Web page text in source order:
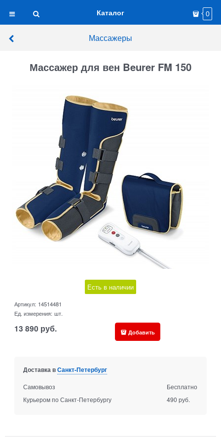
Каталог 0
Массажеры
Массажер для вен Beurer FM 150
Есть в наличии
Артикул: 14514481
Ед. измерения: шт.
13 890 руб. Добавить
Доставка вСанкт-Петербург
Самовывоз
Бесплатно
Курьером по Санкт-Петербургу
490 руб.